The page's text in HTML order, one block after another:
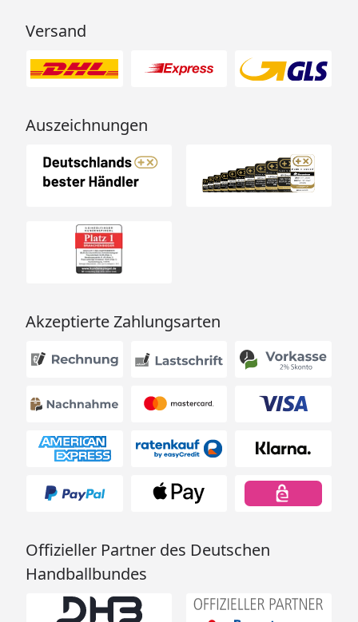
Versand
Auszeichnungen
Akzeptierte Zahlungsarten
Offizieller Partner des Deutschen
Handballbundes